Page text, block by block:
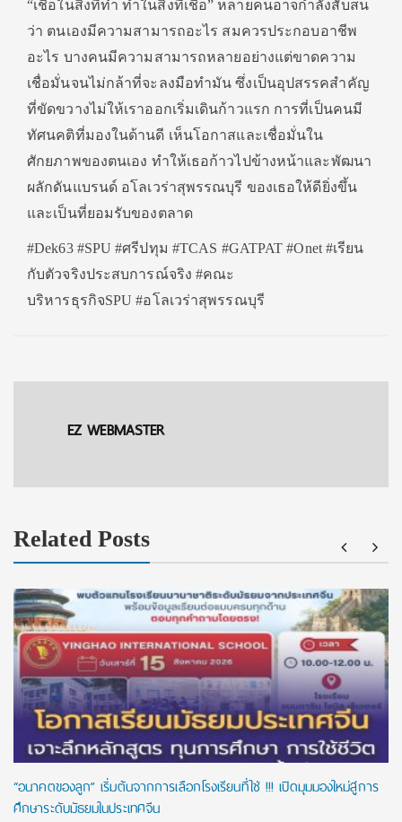
“เชื่อในสิ่งที่ทำ ทำในสิ่งที่เชื่อ” หลายคนอาจกำลังสับสน
ว่า ตนเองมีความสามารถอะไร สมควรประกอบอาชีพ
อะไร บางคนมีความสามารถหลายอย่างแต่ขาดความ
เชื่อมั่นจนไม่กล้าที่จะลงมือทำมัน ซึ่งเป็นอุปสรรคสำคัญ
ที่ขัดขวางไม่ให้เราออกเริ่มเดินก้าวแรก การที่เป็นคนมี
ทัศนคติที่มองในด้านดี เห็นโอกาสและเชื่อมั่นใน
ศักยภาพของตนเอง ทำให้เธอก้าวไปข้างหน้าและพัฒนา
ผลักดันแบรนด์ อโลเวร่าสุพรรณบุรี ของเธอให้ดียิ่งขึ้น
และเป็นที่ยอมรับของตลาด
#Dek63 #SPU #ศรีปทุม #TCAS #GATPAT #Onet #เรียน
กับตัวจริงประสบการณ์จริง #คณะ
บริหารธุรกิจSPU #อโลเวร่าสุพรรณบุรี
EZ WEBMASTER
Related Posts
“อนาคตของลูก” เริ่มต้นจากการเลือกโรงเรียนที่ใช่ !!! เปิดมุมมองใหม่สู่การ
ศึกษาระดับมัธยมในประเทศจีน